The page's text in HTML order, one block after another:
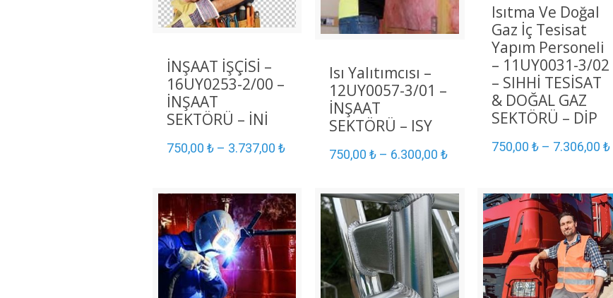
İNŞAAT İŞÇİSİ –
16UY0253-2/00 –
İNŞAAT
SEKTÖRÜ – İNİ
750,00 ₺– 3.737,00 ₺
Isı Yalıtımcısı –
12UY0057-3/01 –
İNŞAAT
SEKTÖRÜ – ISY
750,00 ₺– 6.300,00 ₺
Isıtma Ve Doğal
Gaz İç Tesisat
Yapım Personeli
– 11UY0031-3/02
– SIHHİ TESİSAT
& DOĞAL GAZ
SEKTÖRÜ – DİP
750,00₺ – 7.306,00₺